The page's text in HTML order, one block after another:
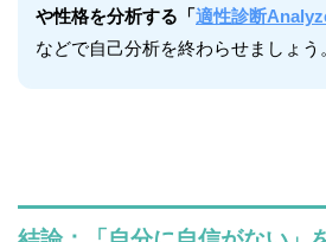
や性格を分析する 「適性診断
などで自己分析を終わらせましょう